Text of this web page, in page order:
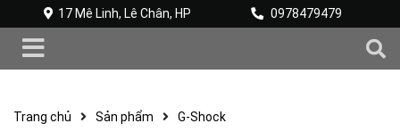
17 Mê Linh, Lê Chân, HP 0978479479
Trang chủ Sản phẩm G-Shock